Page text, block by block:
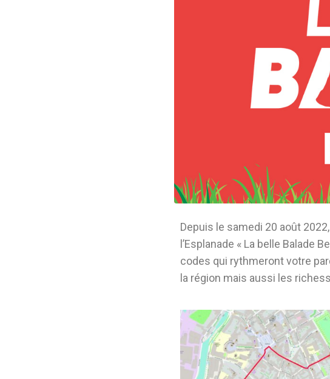
Depuis le samedi 20 août
l’Esplanade « La belle Balade
codes qui rythmeront votre
la région mais aussi les